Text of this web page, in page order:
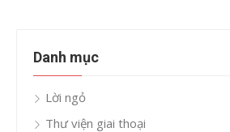
Danh mục
Lời ngỏ
Thư viện giai thoại